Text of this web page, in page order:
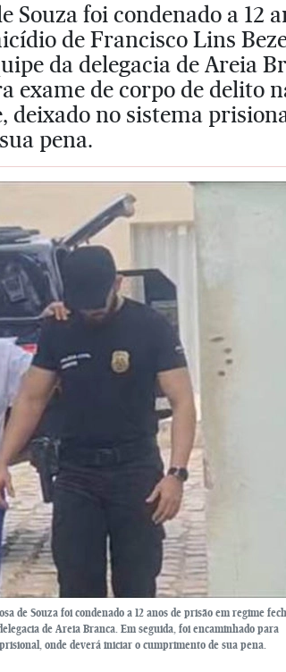
Souza foi condenado a 12
de Francisco Lins
da delegacia de Areia
exame de corpo de delito
deixado no sistema
pena.
de Souza foi condenado a 12 anos de prisão em regime
de Areia Branca. Em seguida, foi encaminhado para
onde deverá iniciar o cumprimento de sua pena.